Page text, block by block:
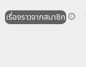
เรื่องราวจากสมาชิก